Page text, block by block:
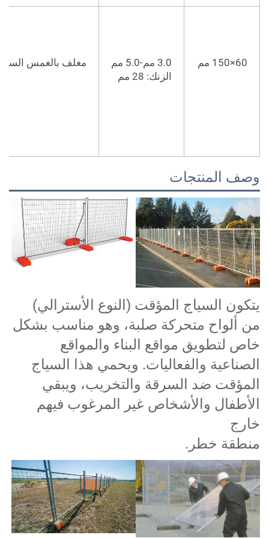
الزنك: 28 مم
مغلف بالغمس الساخن
المنتجات
السياج المؤقت (النوع الأسترالي)
ألواح متحركة صلبة، وهو مناسب بشكل
لتطويق مواقع البناء والمواقع
والفعاليات. ويحمي هذا السياج
ضد السرقة والتخريب، ويبقي
والأشخاص غير المرغوب فيهم
خطر.